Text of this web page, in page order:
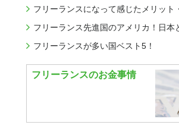
フリーランスになって感じたメリット
フリーランス先進国のアメリカ！日本
フリーランスが多い国ベスト5！
フリーランスのお金事情